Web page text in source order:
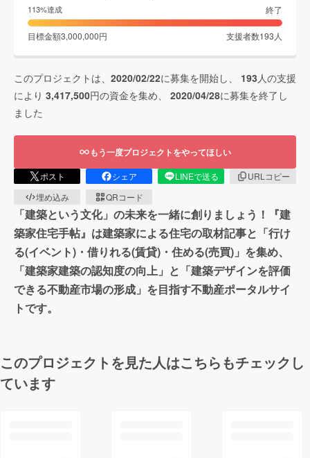
113%達成 終了
目標金額3,000,000円 支援者数193 人
このプロジェクトは、 2020/02/22に募集を開始し、 193 人の支援
により 3,417,500円の資金を集め、 2020/04/28に募集を終了し
ました
もう一度プロジェクトをやってほしい
ポスト シェア LINEで送る
URLコピー
埋め込み
QRコード
「建築という文化」の未来を一緒に創りましょう！『建
築家住宅手帖』は建築家による住宅の取材記事と「行け
る(イベント)・借りれる(賃貸)・住める(売買)」を集め、
「建築家建築の認知度の向上」と「建築デザインを評価
できる不動産市場の形成」を目指す不動産ポータルサイ
トです。
このプロジェクトを見た人はこちらもチェックし
ています